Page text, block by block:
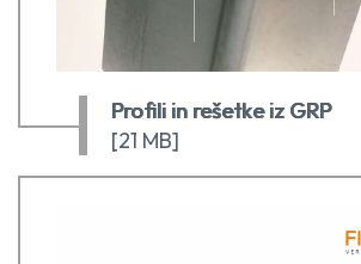
Profili in rešetke iz GRP
[21 MB]